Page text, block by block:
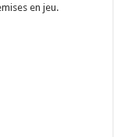
en jeu.